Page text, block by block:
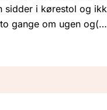
sidder i kørestol og
gange om ugen og